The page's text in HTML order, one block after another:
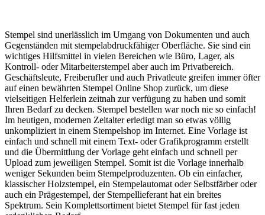
Stempel sind unerlässlich im Umgang von Dokumenten und auch
Gegenständen mit stempelabdruckfähiger Oberfläche. Sie sind ein
wichtiges Hilfsmittel in vielen Bereichen wie Büro, Lager, als
Kontroll- oder Mitarbeiterstempel aber auch im Privatbereich.
Geschäftsleute, Freiberufler und auch Privatleute greifen immer öfter
auf einen bewährten Stempel Online Shop zurück, um diese
vielseitigen Helferlein zeitnah zur verfügung zu haben und somit
Ihren Bedarf zu decken. Stempel bestellen war noch nie so einfach!
Im heutigen, modernen Zeitalter erledigt man so etwas völlig
unkompliziert in einem Stempelshop im Internet. Eine Vorlage ist
einfach und schnell mit einem Text- oder Grafikprogramm erstellt
und die Übermittlung der Vorlage geht einfach und schnell per
Upload zum jeweiligen Stempel. Somit ist die Vorlage innerhalb
weniger Sekunden beim Stempelproduzenten. Ob ein einfacher,
klassischer Holzstempel, ein Stempelautomat oder Selbstfärber oder
auch ein Prägestempel, der Stempellieferant hat ein breites
Spektrum. Sein Komplettsortiment bietet Stempel für fast jeden